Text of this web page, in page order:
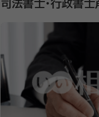
司法書士・行政書